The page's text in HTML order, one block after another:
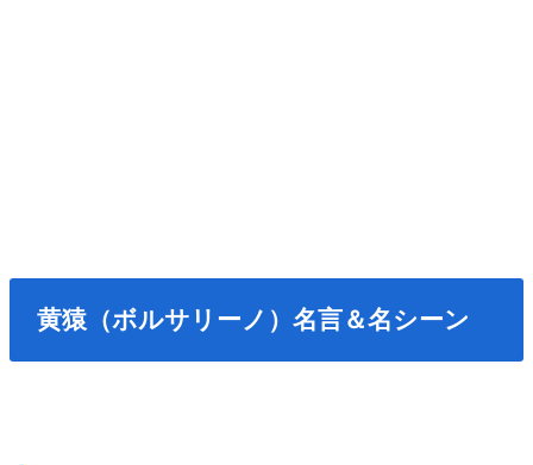
黄猿（ボルサリーノ）名言＆名シーン